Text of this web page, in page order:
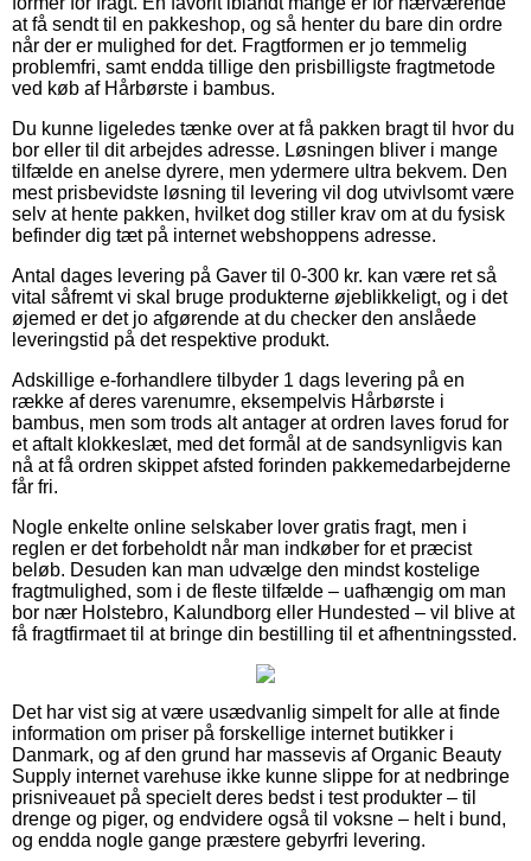
at få sendt til en pakkeshop, og så henter du bare din ordre
når der er mulighed for det. Fragtformen er jo temmelig
problemfri, samt endda tillige den prisbilligste fragtmetode
ved køb af Hårbørste i bambus.
Du kunne ligeledes tænke over at få pakken bragt til hvor du
bor eller til dit arbejdes adresse. Løsningen bliver i mange
tilfælde en anelse dyrere, men ydermere ultra bekvem. Den
mest prisbevidste løsning til levering vil dog utvivlsomt være
selv at hente pakken, hvilket dog stiller krav om at du fysisk
befinder dig tæt på internet webshoppens adresse.
Antal dages levering på Gaver til 0-300 kr. kan være ret så
vital såfremt vi skal bruge produkterne øjeblikkeligt, og i det
øjemed er det jo afgørende at du checker den anslåede
leveringstid på det respektive produkt.
Adskillige e-forhandlere tilbyder 1 dags levering på en
række af deres varenumre, eksempelvis Hårbørste i
bambus, men som trods alt antager at ordren laves forud for
et aftalt klokkeslæt, med det formål at de sandsynligvis kan
nå at få ordren skippet afsted forinden pakkemedarbejderne
får fri.
Nogle enkelte online selskaber lover gratis fragt, men i
reglen er det forbeholdt når man indkøber for et præcist
beløb. Desuden kan man udvælge den mindst kostelige
fragtmulighed, som i de fleste tilfælde – uafhængig om man
bor nær Holstebro, Kalundborg eller Hundested – vil blive at
få fragtfirmaet til at bringe din bestilling til et afhentningssted.
Det har vist sig at være usædvanlig simpelt for alle at finde
information om priser på forskellige internet butikker i
Danmark, og af den grund har massevis af Organic Beauty
Supply internet varehuse ikke kunne slippe for at nedbringe
prisniveauet på specielt deres bedst i test produkter – til
drenge og piger, og endvidere også til voksne – helt i bund,
og endda nogle gange præstere gebyrfri levering.